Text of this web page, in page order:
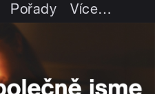
Pořady Více…